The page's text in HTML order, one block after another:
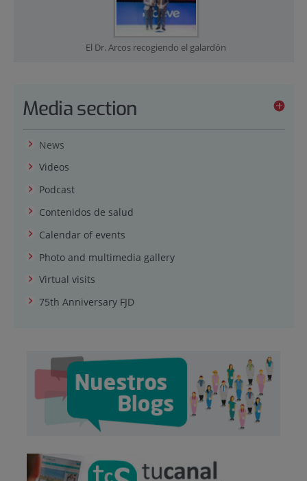
El Dr. Arcos recogiendo el galardón
Media section
News
Videos
Podcast
Contenidos de salud
Calendar of events
Photo and multimedia gallery
Virtual visits
75th Anniversary FJD